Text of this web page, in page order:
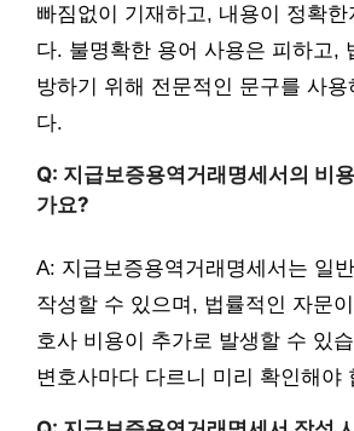
빠짐없이 기재하고, 내용이 정확한
다. 불명확한 용어 사용은 피하고,
방하기 위해 전문적인 문구를 사용
다.
Q: 지급보증용역거래명세서의 비
가요?
A: 지급보증용역거래명세서는 일
작성할 수 있으며, 법률적인 자문
호사 비용이 추가로 발생할 수 있
변호사마다 다르니 미리 확인해야